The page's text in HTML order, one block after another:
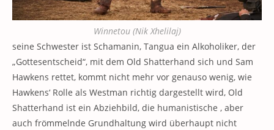
Winnetou (Nik Xhelilaj)
seine Schwester ist Schamanin, Tangua ein Alkoholiker, der
„Gottesentscheid“, mit dem Old Shatterhand sich und Sam
Hawkens rettet, kommt nicht mehr vor genauso wenig, wie
Hawkens‘ Rolle als Westman richtig dargestellt wird, Old
Shatterhand ist ein Abziehbild, die humanistische , aber
auch frömmelnde Grundhaltung wird überhaupt nicht